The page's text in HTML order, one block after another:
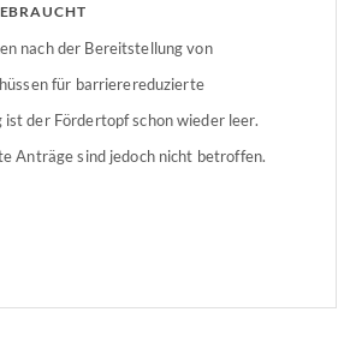
nach der Bereitstellung von
für barrierereduzierte
ist der Fördertopf schon wieder leer.
Anträge sind jedoch nicht betroffen.